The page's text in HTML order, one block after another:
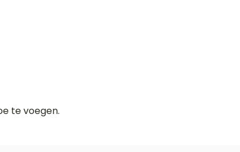
te voegen.